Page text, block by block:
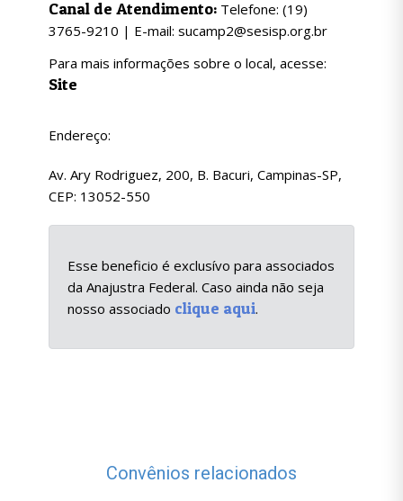
Canal de Atendimento: Telefone: (19)
3765-9210 | E-mail: sucamp2@sesisp.org.br
Para mais informações sobre o local, acesse:
Site
Endereço:
Av. Ary Rodriguez, 200, B. Bacuri, Campinas-SP,
CEP: 13052-550
Esse beneficio é exclusívo para associados
da Anajustra Federal. Caso ainda não seja
nosso associado clique aqui.
Convênios relacionados